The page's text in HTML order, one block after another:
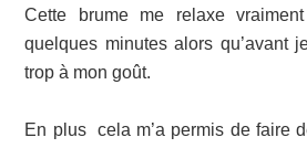
Cette brume me relaxe
quelques minutes alors qu’avant
trop à mon goût.
En plus cela m’a permis de faire